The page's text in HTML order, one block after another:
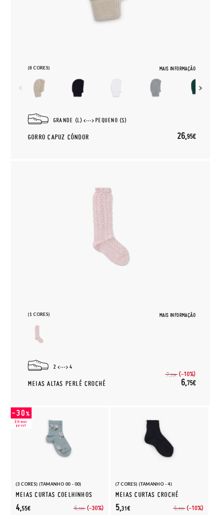
(8 CORES) MAIS INFORMAÇÃO
GRANDE (L) PEQUENO (S)
GORRO CAPUZ CÓNDOR 26,95€
(1 CORES) MAIS INFORMAÇÃO
2 4
MEIAS ALTAS PERLÉ CROCHÉ
7,50€ (-10%)
6,75€
(3 CORES) (TAMANHO 00 - 00)
MEIAS CURTAS COELHINHOS
6,50€ (-30%)
4,55€
(7 CORES) (TAMANHO - 4)
MEIAS CURTAS CROCHÉ
5,90€ (-10%)
5,31€